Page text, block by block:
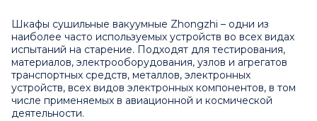
Шкафы сушильные вакуумные Zhongzhi – одни из
наиболее часто используемых устройств во всех видах
испытаний на старение. Подходят для тестирования,
материалов, электрооборудования, узлов и агрегатов
транспортных средств, металлов, электронных
устройств, всех видов электронных компонентов, в том
числе применяемых в авиационной и космической
деятельности.